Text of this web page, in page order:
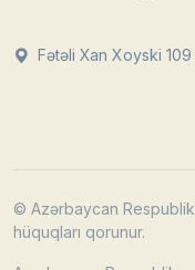
Fətəli Xan Xoyski 109
© Azərbaycan
hüquqları qorunur.